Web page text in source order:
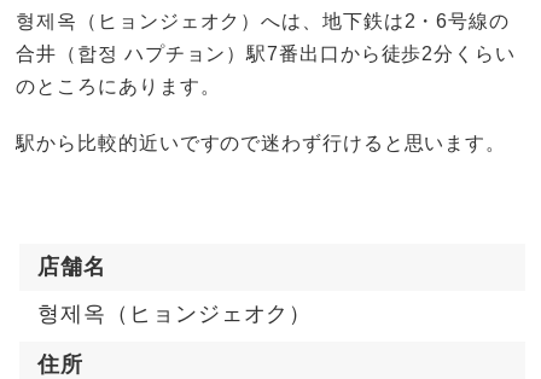
형제옥（ヒョンジェオク）へは、地下鉄は2・6号線の
合井（합정 ハプチョン）駅7番出口から徒歩2分くらい
のところにあります。
駅から比較的近いですので迷わず行けると思います。
店舗名
형제옥（ヒョンジェオク）
住所